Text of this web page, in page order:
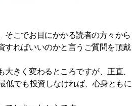
そこでお目にかかる読者の方々から
すればいいのかと言うご質問を頂戴
きく変わるところですが、正直、
低でも投資しなければ、心身ともに